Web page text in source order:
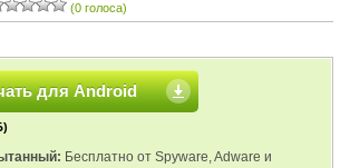
(0 голоса)
для Android
Бесплатно от Spyware, Adware и